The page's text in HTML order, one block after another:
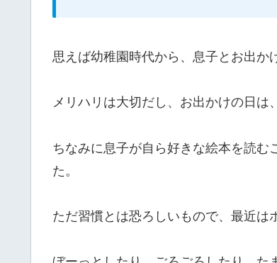
思えば幼稚園時代から、息子とお出か
メリハリは大切だし、お出かけの日は
ちなみに息子が自ら好きな絵本を読む
た。
ただ習慣とは恐ろしいもので、最近は